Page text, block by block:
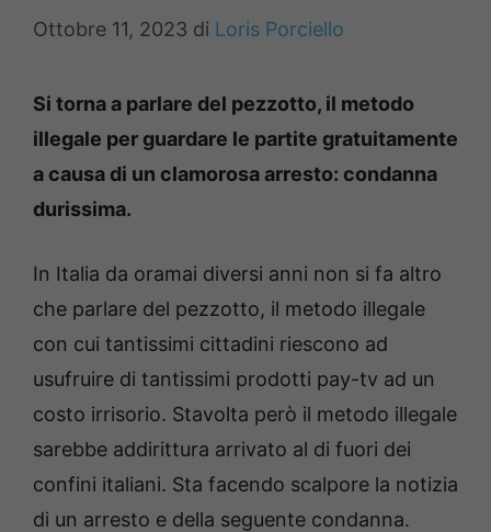
Ottobre 11, 2023 di Loris Porciello
Si torna a parlare del pezzotto, il metodo
illegale per guardare le partite gratuitamente
a causa di un clamorosa arresto: condanna
durissima.
In Italia da oramai diversi anni non si fa altro
che parlare del pezzotto, il metodo illegale
con cui tantissimi cittadini riescono ad
usufruire di tantissimi prodotti pay-tv ad un
costo irrisorio. Stavolta però il metodo illegale
sarebbe addirittura arrivato al di fuori dei
confini italiani. Sta facendo scalpore la notizia
di un arresto e della seguente condanna.